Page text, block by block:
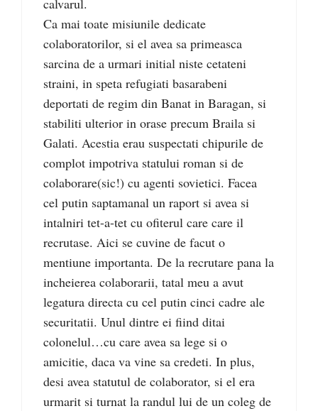
calvarul.
Ca mai toate misiunile dedicate
colaboratorilor, si el avea sa primeasca
sarcina de a urmari initial niste cetateni
straini, in speta refugiati basarabeni
deportati de regim din Banat in Baragan, si
stabiliti ulterior in orase precum Braila si
Galati. Acestia erau suspectati chipurile de
complot impotriva statului roman si de
colaborare(sic!) cu agenti sovietici. Facea
cel putin saptamanal un raport si avea si
intalniri tet-a-tet cu ofiterul care care il
recrutase. Aici se cuvine de facut o
mentiune importanta. De la recrutare pana la
incheierea colaborarii, tatal meu a avut
legatura directa cu cel putin cinci cadre ale
securitatii. Unul dintre ei fiind ditai
colonelul…cu care avea sa lege si o
amicitie, daca va vine sa credeti. In plus,
desi avea statutul de colaborator, si el era
urmarit si turnat la randul lui de un coleg de